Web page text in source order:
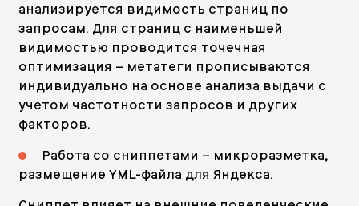
анализируется видимость страниц по
запросам. Для страниц с наименьшей
видимостью проводится точечная
оптимизация – метатеги прописываются
индивидуально на основе анализа выдачи с
учетом частотности запросов и других
факторов.
Работа со сниппетами – микроразметка,
размещение YML-файла для Яндекса.